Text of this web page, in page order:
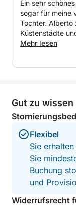
Ein sehr
sogar für meine
Tochter. Alberto
Küstenstädte
Kuriositäten.
Mehr lesen
Gut zu wissen
Flexibel
Sie
Sie
Buchung
und
Widerrufsrecht